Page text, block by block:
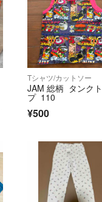
Tシャツ/カットソー
JAM 総柄 タンク
プ 110
¥500